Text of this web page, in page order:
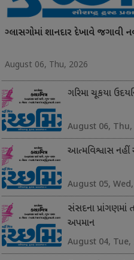
ગ્લાસગોમાં શાનદાર દેખાવે જગાવી
August 06, Thu, 2026
ગરિમા ચૂકયા
August 06, Thu,
આત્મવિશ્વાસ નહીં
August 05,
સંસદના પ્રાંગણમાં
અપમાન
August 04, Tue,